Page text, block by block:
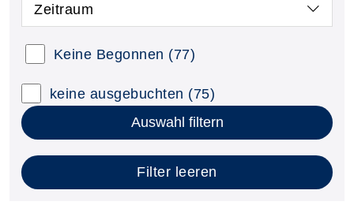
Zeitraum
Keine Begonnen (77)
keine ausgebuchten (75)
Auswahl filtern
Filter leeren